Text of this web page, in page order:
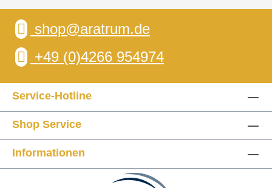
shop@aratrum.de
+49 (0)4266 954974
Service-Hotline
Shop Service
Informationen